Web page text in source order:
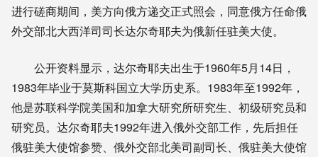
进行磋商期间，美方向俄方递交正式照会，同意俄方任命俄
外交部北大西洋司司长达尔奇耶夫为俄新任驻美大使。
公开资料显示，达尔奇耶夫出生于1960年5月14日，
1983年毕业于莫斯科国立大学历史系。1983年至1992年，
他是苏联科学院美国和加拿大研究所研究生、初级研究员和
研究员。达尔奇耶夫1992年进入俄外交部工作，先后担任
俄驻美大使馆参赞、俄外交部北美司副司长、俄驻美大使馆